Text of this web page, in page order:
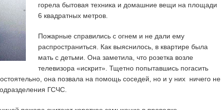
горела бытовая техника и домашние вещи на площади
6 квадратных метров.
Пожарные справились с огнем и не дали ему
распространиться. Как выяснилось, в квартире была
мать с детьми. Она заметила, что розетка возле
телевизора «искрит». Тщетно попытавшись погасить
она позвала на помощь соседей, но и у них ничего не
ГСЧС.